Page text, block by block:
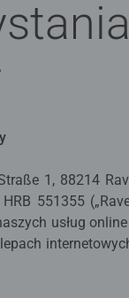
1, 88214
551355
usług